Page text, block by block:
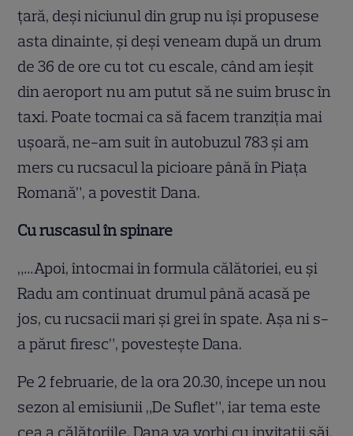
ţară, deşi niciunul din grup nu îşi propusese
asta dinainte, şi deşi veneam după un drum
de 36 de ore cu tot cu escale, când am ieşit
din aeroport nu am putut să ne suim brusc în
taxi. Poate tocmai ca să facem tranziţia mai
uşoară, ne-am suit în autobuzul 783 şi am
mers cu rucsacul la picioare până în Piaţa
Romană”, a povestit Dana.
Cu ruscasul în spinare
„…Apoi, întocmai în formula călătoriei, eu şi
Radu am continuat drumul până acasă pe
jos, cu rucsacii mari şi grei în spate. Aşa ni s-
a părut firesc”, povesteşte Dana.
Pe 2 februarie, de la ora 20.30, începe un nou
sezon al emisiunii „De Suflet”, iar tema este
cea a călătoriile. Dana va vorbi cu invitaţii săi,